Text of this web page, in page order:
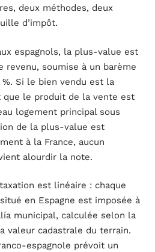
deux méthodes, deux
d’impôt.
espagnols, la plus-value est
revenu, soumise à un barème
%. Si le bien vendu est la
que le produit de la vente est
logement principal sous
de la plus-value est
à la France, aucun
alourdir la note.
est linéaire : chaque
en Espagne est imposée à
municipal, calculée selon la
valeur cadastrale du terrain.
espagnole prévoit un